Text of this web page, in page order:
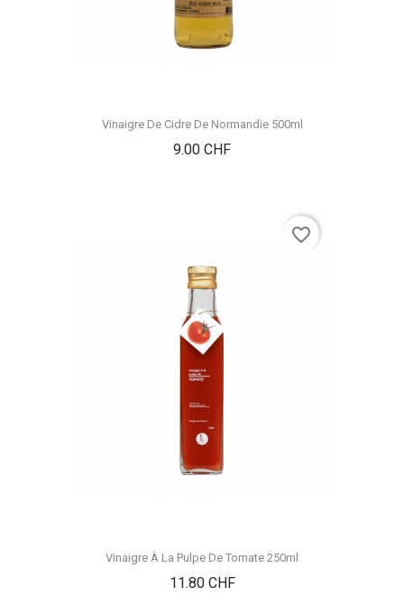
Vinaigre De Cidre De Normandie 500ml
9.00 CHFPrix
Vinaigre À La Pulpe De Tomate 250ml
11.80 CHFPrix
favorite_border